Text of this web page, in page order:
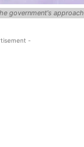
government's approach
-